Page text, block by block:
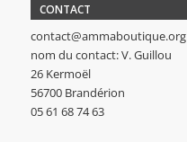
CONTACT
contact@ammaboutique.org
nom du contact: V. Guillou
26 Kermoël
56700 Brandérion
05 61 68 74 63